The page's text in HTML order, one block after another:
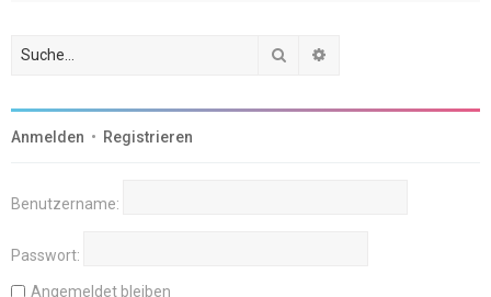
Suche
Anmelden • Registrieren
Benutzername:
Passwort:
Angemeldet bleiben